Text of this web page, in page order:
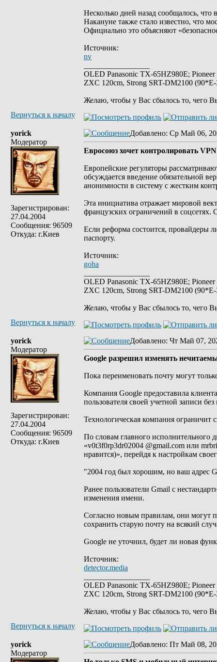
Несколько дней назад сообщалось,
Накануне также стало известно, что
Официально это объясняют
Источник:
nv
OLED Panasonic TX-65HZ980E;
ZXC 120cm, Strong SRT-DM2100
Желаю, чтобы у Вас сбылось то, чего
Вернуться к началу
yorick
Модератор
Зарегистрирован:
27.04.2004
Сообщения: 96509
Откуда: г.Киев
Добавлено: Ср Май 06,
Евросоюз хочет контролировать VPN
Европейские регуляторы
обсуждается введение обязательной
анонимности в систему с жестким
Эта инициатива отражает мировой
французских ограничений в соцсетях.
Если реформа состоится, провайдеры
паспорту.
Источник:
goha
OLED Panasonic TX-65HZ980E;
ZXC 120cm, Strong SRT-DM2100
Желаю, чтобы у Вас сбылось то, чего
Вернуться к началу
yorick
Модератор
Зарегистрирован:
27.04.2004
Сообщения: 96509
Откуда: г.Киев
Добавлено: Чт Май 07,
Google разрешил изменять
Пока переименовать почту могут
Компания Google предоставила
пользователя своей учетной записи
Технологическая компания
По словам главного исполнительного
«v0t3f0rp3dr02004 @gmail.com или
нравится)», перейдя к настройкам
"2004 год был хорошим, но ваш адрес
Ранее пользователи Gmail с
изменения имени.
Согласно новым правилам, они могут
сохранить старую почту на всякий
Google не уточнил, будет ли новая
Источник:
detector.media
OLED Panasonic TX-65HZ980E;
ZXC 120cm, Strong SRT-DM2100
Желаю, чтобы у Вас сбылось то, чего
Вернуться к началу
yorick
Модератор
Добавлено: Пт Май 08,